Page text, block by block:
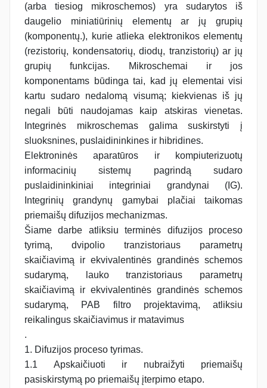
(arba tiesiog mikroschemos) yra sudarytos iš
daugelio miniatiūrinių elementų ar jų grupių
(komponentų.), kurie atlieka elektronikos elementų
(rezistorių, kondensatorių, diodų, tranzistorių) ar jų
grupių funkcijas. Mikroschemai ir jos
komponentams būdinga tai, kad jų elementai visi
kartu sudaro nedalomą visumą; kiekvienas iš jų
negali būti naudojamas kaip atskiras vienetas.
Integrinės mikroschemas galima suskirstyti į
sluoksnines, puslaidininkines ir hibridines.
Elektroninės aparatūros ir kompiuterizuotų
informacinių sistemų pagrindą sudaro
puslaidininkiniai integriniai grandynai (IG).
Integrinių grandynų gamybai plačiai taikomas
priemaišų difuzijos mechanizmas.
Šiame darbe atliksiu terminės difuzijos proceso
tyrimą, dvipolio tranzistoriaus parametrų
skaičiavimą ir ekvivalentinės grandinės schemos
sudarymą, lauko tranzistoriaus parametrų
skaičiavimą ir ekvivalentinės grandinės schemos
sudarymą, PAB filtro projektavimą, atliksiu
reikalingus skaičiavimus ir matavimus
.
1. Difuzijos proceso tyrimas.
1.1 Apskaičiuoti ir nubraižyti priemaišų
pasiskirstymą po priemaišų įterpimo etapo.